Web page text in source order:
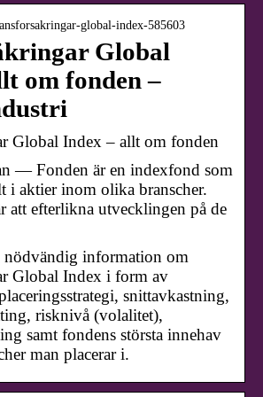
global-index-585603
Global
om fonden –
Global Index – allt om fonden
— Fonden är en indexfond som
i aktier inom olika branscher.
att efterlikna utvecklingen på de
information om
Global Index i form av
snittavkastning,
risknivå (volalitet),
samt fondens största innehav
man placerar i.